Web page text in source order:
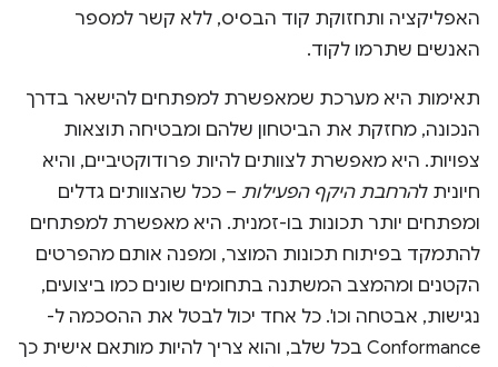
האפליקציה ותחזוקת קוד הבסיס, ללא קשר למספר
האנשים שתרמו לקוד.
תאימות היא מערכת שמאפשרת למפתחים להישאר בדרך
הנכונה, מחזקת את הביטחון שלהם ומבטיחה תוצאות
צפויות. היא מאפשרת לצוותים להיות פרודוקטיביים, והיא
חיונית להרחבת היקף הפעילות – ככל שהצוותים גדלים
ומפתחים יותר תכונות בו-זמנית. היא מאפשרת למפתחים
להתמקד בפיתוח תכונות המוצר, ומפנה אותם מהפרטים
הקטנים ומהמצב המשתנה בתחומים שונים כמו ביצועים,
נגישות, אבטחה וכו'. כל אחד יכול לבטל את ההסכמה ל-
Conformance בכל שלב, והוא צריך להיות מותאם אישית כך